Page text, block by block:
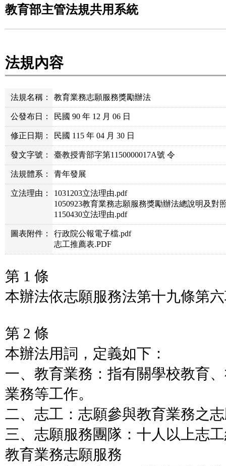
教育部主管法規共用系統
法規內容
法規名稱： 教育業務志願服務獎勵辦法
公發布日： 民國 90 年 12 月 06 日
修正日期： 民國 115 年 04 月 30 日
發文字號： 臺教授青部字第1150000017A號 令
法規體系： 青年發展
立法理由：
1031203立法理由.pdf
1050923教育業務志願服務獎勵辦法總說明及對
1150430立法理由.pdf
圖表附件：
行政院公報電子檔.pdf
志工推薦表.PDF
第 1 條
本辦法依志願服務法第十九條第
第 2 條
本辦法用詞，定義如下：
一、教育業務：指有關學校教育
業務等工作。
二、志工：志願參與教育業務之
三、志願服務團隊：十人以上志
教育業務志願服務